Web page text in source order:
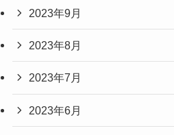
2023年9月
2023年8月
2023年7月
2023年6月